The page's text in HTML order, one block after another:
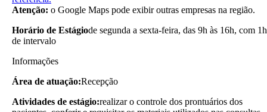
Atenção: o Google Maps pode exibir outras empresas na região.
Horário de Estágiode segunda a sexta-feira, das 9h às 16h, com 1h
de intervalo
Informações
Área de atuação:Recepção
Atividades de estágio:realizar o controle dos prontuários dos